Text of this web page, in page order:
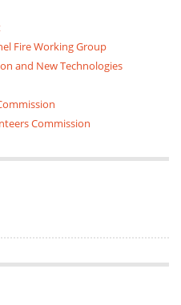
Fire Working Group
and New Technologies
Commission